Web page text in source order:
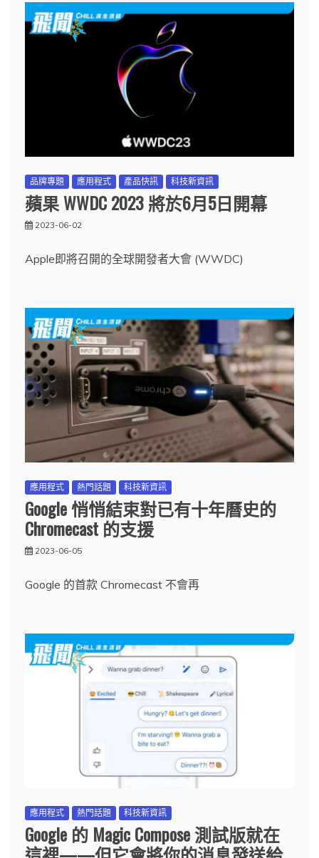
品牌專題 應用程式 產品快訊 科技新資訊
蘋果 WWDC 2023 將於6月5日開幕
2023-06-02
Apple即將召開的全球開發者大會 (WWDC)
應用程式 熱門話題 科技新資訊
Google 悄悄結束對已有十年曆史的
Chromecast 的支援
2023-06-05
Google 的首款 Chromecast 不會再
應用程式 熱門話題 科技新資訊
Google 的 Magic Compose 測試版就在